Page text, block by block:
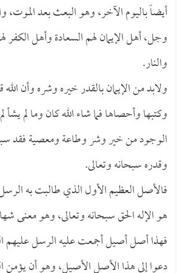
أيضاً باليوم الآخر، وهو البعث بعد الموت،
وجل، أهل الإيمان لهم السعادة وأهل الكفر
والنار.
ولابد من الإيمان بالقدر خيره وشره وأن
وكتبها وأحصاها فما شاء الله كان وما لم
الوجود من خير وشر وطاعة ومعصية فقد سبق
وقدره سبحانه وتعالى.
فالأصل العظيم الأول الذي طالبت به الرسل
هو الإله الحق سبحانه وتعالى، وهو معنى
فهذا أصل أصيل أجمعت عليه الرسل عليهم
دعوا إلى هذا الأصل الأصيل، وهو أن يؤمن